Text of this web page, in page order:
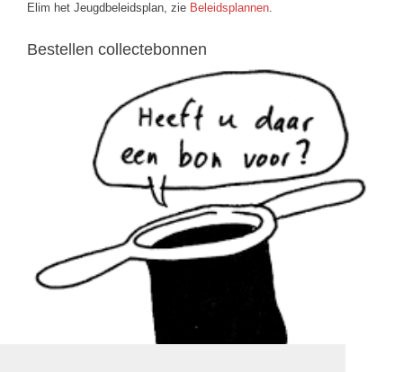
Elim het Jeugdbeleidsplan, zie Beleidsplannen.
Bestellen collectebonnen